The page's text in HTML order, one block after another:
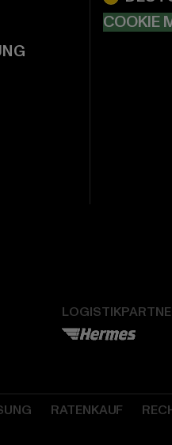
COOKIE
RATENKAUF